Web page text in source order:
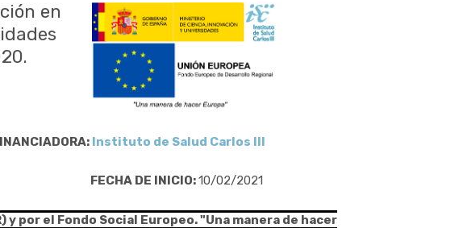
en
Instituto de Salud Carlos III
FECHA DE INICIO:10/02/2021
por el Fondo Social Europeo. "Una manera de hacer